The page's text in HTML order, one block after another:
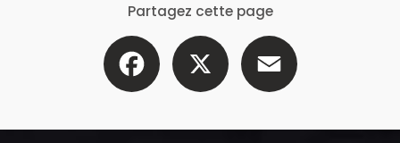
Partagez cette page
Facebook